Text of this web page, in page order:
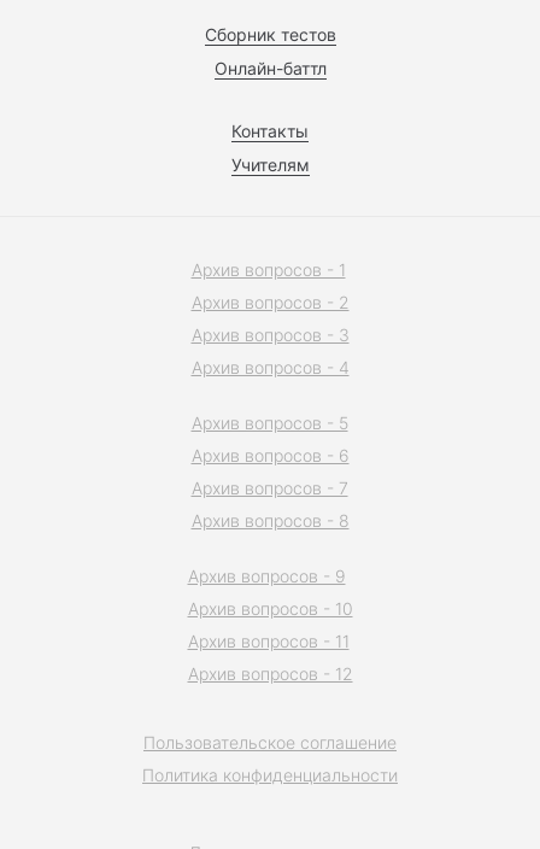
Сборник тестов
Онлайн-баттл
Контакты
Учителям
Пользовательское соглашение
Политика конфиденциальности
Архив вопросов - 1
Архив вопросов - 2
Архив вопросов - 3
Архив вопросов - 4
Архив вопросов - 5
Архив вопросов - 6
Архив вопросов - 7
Архив вопросов - 8
Архив вопросов - 9
Архив вопросов - 10
Архив вопросов - 11
Архив вопросов - 12